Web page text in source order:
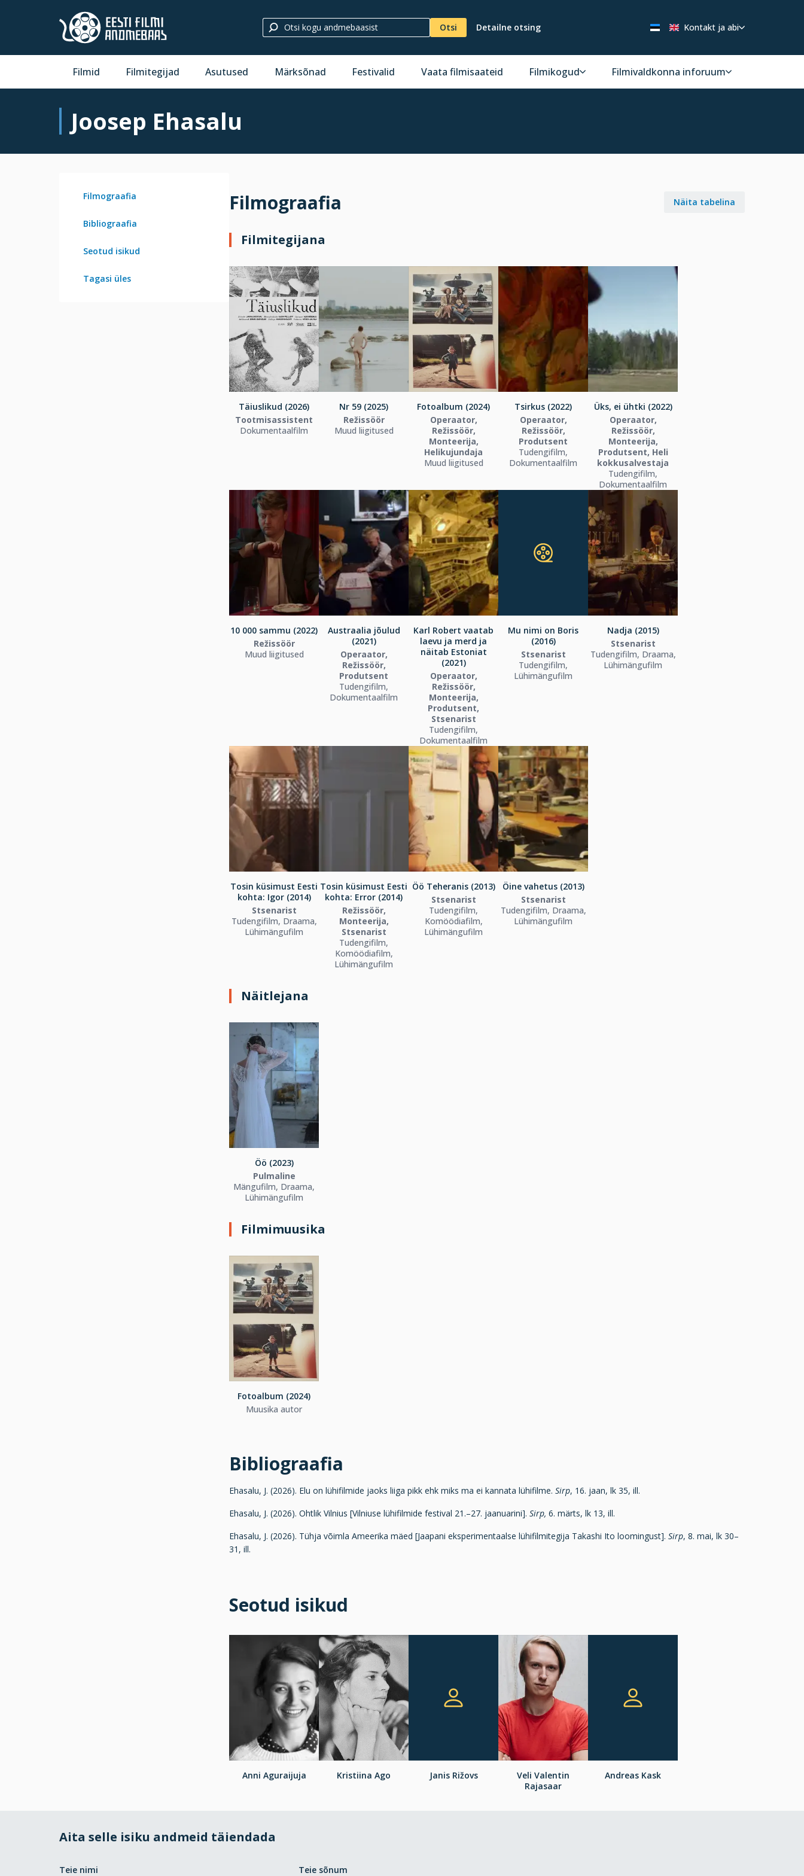
Otsi Detailne otsing Kontakt ja abi
Filmid Filmitegijad Asutused Märksõnad Festivalid Vaata filmisaateid Filmikogud Filmivaldkonna inforuum
Joosep Ehasalu
Filmograafia
Bibliograafia
Seotud isikud
Tagasi üles
Filmograafia Näita tabelina
Filmitegijana
Täiuslikud (2026)
Tootmisassistent
Dokumentaalfilm
Nr 59 (2025)
Režissöör
Muud liigitused
Fotoalbum (2024)
Operaator,
Režissöör,
Monteerija,
Helikujundaja
Muud liigitused
Tsirkus (2022)
Operaator,
Režissöör,
Produtsent
Tudengifilm,
Dokumentaalfilm
Üks, ei ühtki (2022)
Operaator,
Režissöör,
Monteerija,
Produtsent, Heli
kokkusalvestaja
Tudengifilm,
Dokumentaalfilm
10 000 sammu (2022)
Režissöör
Muud liigitused
Austraalia jõulud
(2021)
Operaator,
Režissöör,
Produtsent
Tudengifilm,
Dokumentaalfilm
Karl Robert vaatab
laevu ja merd ja
näitab Estoniat
(2021)
Operaator,
Režissöör,
Monteerija,
Produtsent,
Stsenarist
Tudengifilm,
Dokumentaalfilm
Mu nimi on Boris
(2016)
Stsenarist
Tudengifilm,
Lühimängufilm
Nadja (2015)
Stsenarist
Tudengifilm, Draama,
Lühimängufilm
Tosin küsimust Eesti
kohta: Igor (2014)
Stsenarist
Tudengifilm, Draama,
Lühimängufilm
Tosin küsimust Eesti
kohta: Error (2014)
Režissöör,
Monteerija,
Stsenarist
Tudengifilm,
Komöödiafilm,
Lühimängufilm
Öö Teheranis (2013)
Stsenarist
Tudengifilm,
Komöödiafilm,
Lühimängufilm
Öine vahetus (2013)
Stsenarist
Tudengifilm, Draama,
Lühimängufilm
Näitlejana
Öö (2023)
Pulmaline
Mängufilm, Draama,
Lühimängufilm
Filmimuusika
Fotoalbum (2024)
Muusika autor
Bibliograafia
Ehasalu, J. (2026). Elu on lühifilmide jaoks liiga pikk ehk miks ma ei kannata lühifilme. Sirp, 16. jaan, lk 35, ill.
Ehasalu, J. (2026). Ohtlik Vilnius [Vilniuse lühifilmide festival 21.–27. jaanuarini]. Sirp, 6. märts, lk 13, ill.
Ehasalu, J. (2026). Tühja võimla Ameerika mäed [Jaapani eksperimentaalse lühifilmitegija Takashi Ito loomingust]. Sirp, 8. mai, lk 30–
31, ill.
Seotud isikud
Anni Aguraijuja Kristiina Ago Janis Rižovs
Veli Valentin
Rajasaar
Andreas Kask
Aita selle isiku andmeid täiendada
Teie nimi Teie sõnum